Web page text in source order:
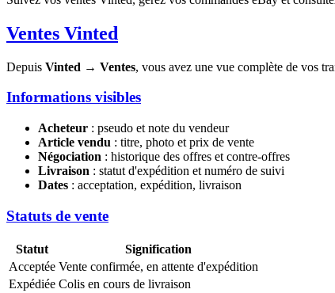
Ventes Vinted
Depuis Vinted → Ventes, vous avez une vue complète de vos
Informations visibles
Acheteur : pseudo et note du vendeur
Article vendu : titre, photo et prix de vente
Négociation : historique des offres et contre-offres
Livraison : statut d'expédition et numéro de suivi
Dates : acceptation, expédition, livraison
Statuts de vente
Statut
Signification
Acceptée Vente confirmée, en attente d'expédition
Expédiée Colis en cours de livraison